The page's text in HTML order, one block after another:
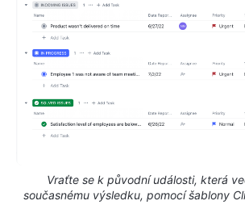
Vraťte se k původní události, která
současnému výsledku, pomocí šablony